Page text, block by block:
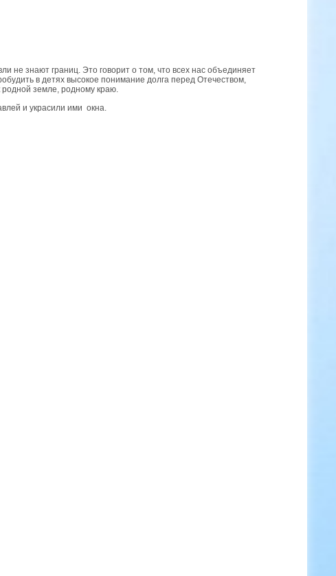
не знают границ. Это говорит о том, что всех нас объединяет
в детях высокое понимание долга перед Отечеством,
родной земле, родному краю.
и украсили ими окна.